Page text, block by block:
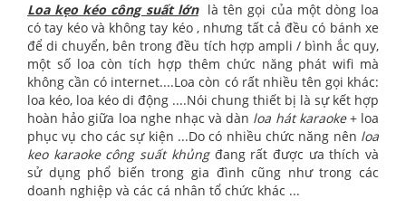
Loa kẹo kéo công suất lớnlà tên gọi của một dòng loa
có tay kéo và không tay kéo , nhưng tất cả đều có bánh xe
để di chuyển, bên trong đều tích hợp ampli / bình ắc quy,
một số loa còn tích hợp thêm chức năng phát wifi mà
không cần có internet....Loa còn có rất nhiều tên gọi khác:
loa kéo, loa kéo di động ....Nói chung thiết bị là sự kết hợp
hoàn hảo giữa loa nghe nhạc và dàn loa hát karaoke+ loa
phục vụ cho các sự kiện ...Do có nhiều chức năng nên loa
keo karaoke công suất khủngđang rất được ưa thích và
sử dụng phổ biến trong gia đình cũng như trong các
doanh nghiệp và các cá nhân tổ chức khác ...